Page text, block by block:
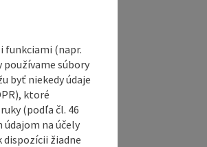
funkciami (napr.
súbory
byť niekedy údaje
ktoré
(podľa čl. 46
údajom na účely
žiadne